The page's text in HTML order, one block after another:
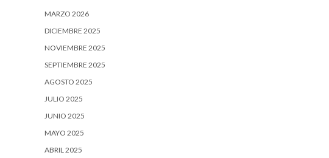
MARZO 2026
DICIEMBRE 2025
NOVIEMBRE 2025
SEPTIEMBRE 2025
AGOSTO 2025
JULIO 2025
JUNIO 2025
MAYO 2025
ABRIL 2025